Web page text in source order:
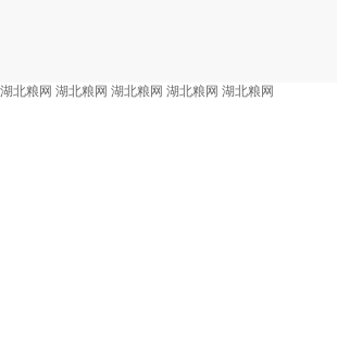
湖北粮网 湖北粮网 湖北粮网 湖北粮网 湖北粮网